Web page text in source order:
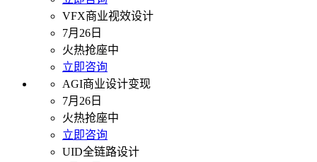
VFX商业视效设计
7月26日
火热抢座中
立即咨询
AGI商业设计变现
7月26日
火热抢座中
立即咨询
UID全链路设计